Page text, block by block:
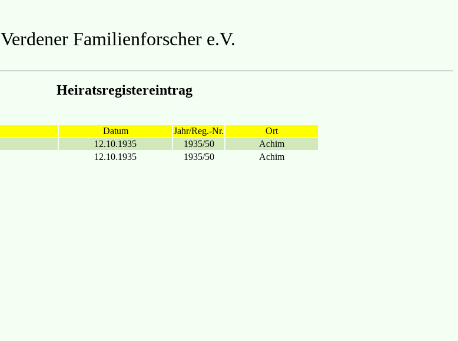
Verdener Familienforscher e.V.
Heiratsregistereintrag
Datum Jahr/Reg.-Nr.
Ort
12.10.1935 1935/50
Achim
12.10.1935 1935/50 Achim